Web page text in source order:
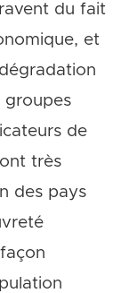
du fait
et
groupes
de
très
des pays